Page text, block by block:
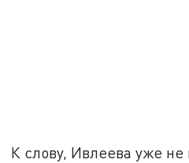
К слову, Ивлеева уже